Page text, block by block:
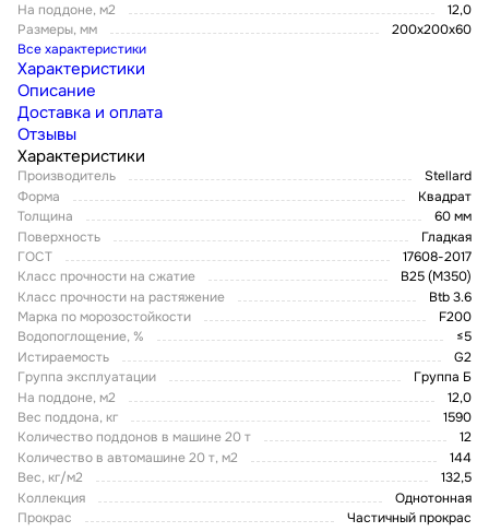
На поддоне, м2
12,0
Размеры, мм
200х200х60
Все характеристики
Характеристики
Описание
Доставка и оплата
Отзывы
Характеристики
Производитель
Stellard
Форма
Квадрат
Толщина
60 мм
Поверхность
Гладкая
ГОСТ
17608-2017
Класс прочности на сжатие
В25 (М350)
Класс прочности на растяжение
Btb 3.6
Марка по морозостойкости
F200
Водопоглощение, %
≤5
Истираемость
G2
Группа эксплуатации
Группа Б
На поддоне, м2
12,0
Вес поддона, кг
1590
Количество поддонов в машине 20 т
12
Количество в автомашине 20 т, м2
144
Вес, кг/м2
132,5
Коллекция
Однотонная
Прокрас
Частичный прокрас